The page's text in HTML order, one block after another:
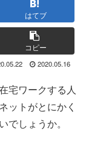
はてブ
コピー
2020.05.16
宅ワークする人
ットがとにかく
しょうか。